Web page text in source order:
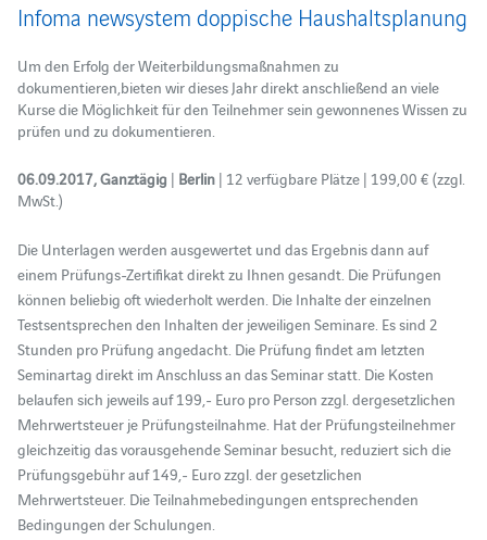
Infoma newsystem doppische Haushaltsplanung
Um den Erfolg der Weiterbildungsmaßnahmen zu
dokumentieren,bieten wir dieses Jahr direkt anschließend an viele
Kurse die Möglichkeit für den Teilnehmer sein gewonnenes Wissen zu
prüfen und zu dokumentieren.
06.09.2017, Ganztägig | Berlin | 12 verfügbare Plätze | 199,00 € (zzgl.
MwSt.)
Die Unterlagen werden ausgewertet und das Ergebnis dann auf
einem Prüfungs-Zertifikat direkt zu Ihnen gesandt. Die Prüfungen
können beliebig oft wiederholt werden. Die Inhalte der einzelnen
Testsentsprechen den Inhalten der jeweiligen Seminare. Es sind 2
Stunden pro Prüfung angedacht. Die Prüfung findet am letzten
Seminartag direkt im Anschluss an das Seminar statt. Die Kosten
belaufen sich jeweils auf 199,- Euro pro Person zzgl. dergesetzlichen
Mehrwertsteuer je Prüfungsteilnahme. Hat der Prüfungsteilnehmer
gleichzeitig das vorausgehende Seminar besucht, reduziert sich die
Prüfungsgebühr auf 149,- Euro zzgl. der gesetzlichen
Mehrwertsteuer. Die Teilnahmebedingungen entsprechenden
Bedingungen der Schulungen.